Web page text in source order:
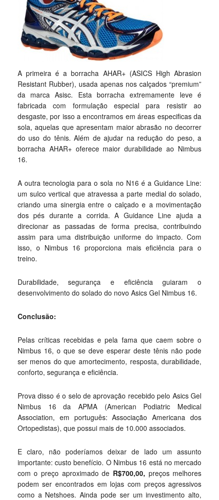
A primeira é a borracha AHAR+ (ASICS High Abrasion
Resistant Rubber), usada apenas nos calçados “premium”
da marca Asisc. Esta borracha extremamente leve é
fabricada com formulação especial para resistir ao
desgaste, por isso a encontramos em áreas especificas da
sola, aquelas que apresentam maior abrasão no decorrer
do uso do tênis. Além de ajudar na redução do peso, a
borracha AHAR+ oferece maior durabilidade ao Nimbus
16.
A outra tecnologia para o sola no N16 é a Guidance Line:
um sulco vertical que atravessa a parte medial do solado,
criando uma sinergia entre o calçado e a movimentação
dos pés durante a corrida. A Guidance Line ajuda a
direcionar as passadas de forma precisa, contribuindo
assim para uma distribuição uniforme do impacto. Com
isso, o Nimbus 16 proporciona mais eficiência para o
treino.
Durabilidade, segurança e eficiência guiaram o
desenvolvimento do solado do novo Asics Gel Nimbus 16.
Conclusão:
Pelas críticas recebidas e pela fama que caem sobre o
Nimbus 16, o que se deve esperar deste tênis não pode
ser menos do que amortecimento, resposta, durabilidade,
conforto, segurança e eficiência.
Prova disso é o selo de aprovação recebido pelo Asics Gel
Nimbus 16 da APMA (American Podiatric Medical
Association, em português: Associação Americana dos
Ortopedistas), que possui mais de 10.000 associados.
E claro, não poderíamos deixar de lado um assunto
importante: custo benefício. O Nimbus 16 está no mercado
com o preço aproximado de R$700,00, preços melhores
podem ser encontrados em lojas com preços agressivos
como a Netshoes. Ainda pode ser um investimento alto,